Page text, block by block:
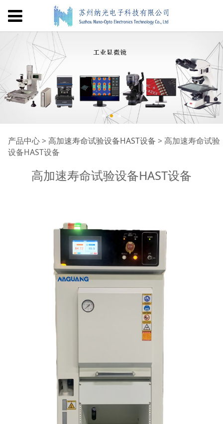
高加速寿命试验设备
HAST设备
产品中心> 高加速寿命试验设备HAST设备 > 高加速寿命试验
设备HAST设备
高加速寿命试验设备HAST设备